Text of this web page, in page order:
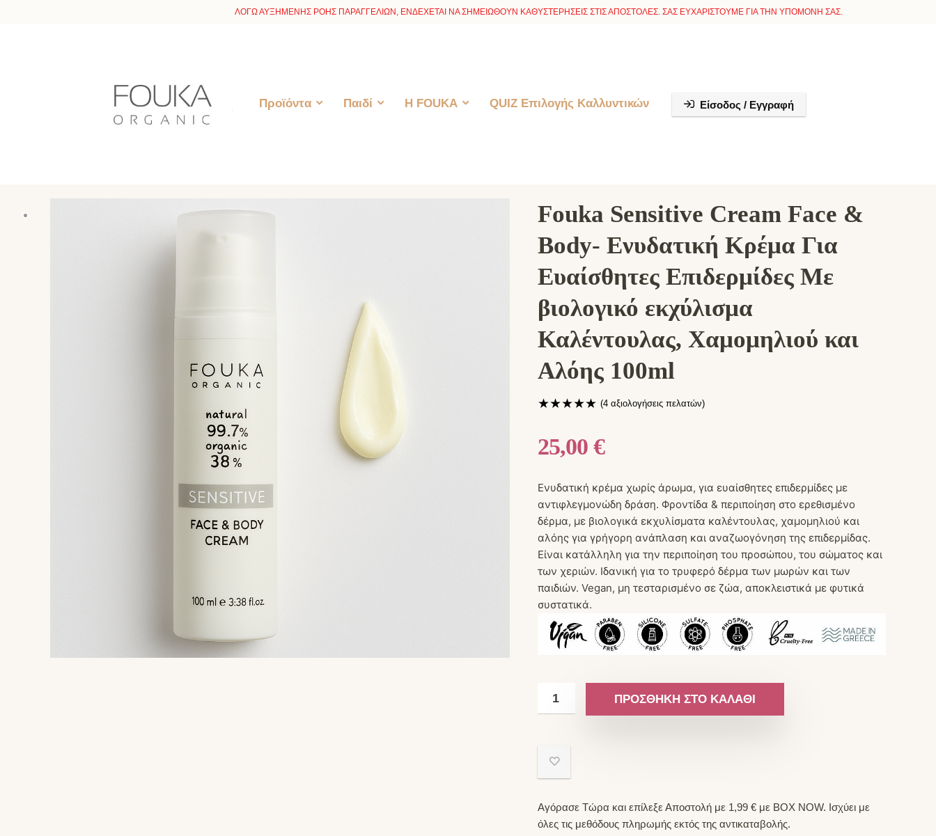
ΛΟΓΩ ΑΥΞΗΜΕΝΗΣ ΡΟΗΣ ΠΑΡΑΓΓΕΛΙΩΝ, ΕΝΔΕΧΕΤΑΙ ΝΑ ΣΗΜΕΙΩΘΟΥΝ ΚΑΘΥΣΤΕΡΗΣΕΙΣ ΣΤΙΣ ΑΠΟΣΤΟΛΕΣ. ΣΑΣ ΕΥΧΑΡΙΣΤΟΥΜΕ ΓΙΑ ΤΗΝ ΥΠΟΜΟΝΗ ΣΑΣ.
Προϊόντα Παιδί H FOUKA QUIZ Επιλογής Καλλυντικών Είσοδος / Εγγραφή
Fouka Sensitive Cream Face &
Body- Ενυδατική Κρέμα Για
Ευαίσθητες Επιδερμίδες Με
βιολογικό εκχύλισμα
Καλέντουλας, Χαμομηλιού και
Αλόης 100ml
★★★★★ (4 αξιολογήσεις πελατών)
25,00 €
Ενυδατική κρέμα χωρίς άρωμα, για ευαίσθητες επιδερμίδες με
αντιφλεγμονώδη δράση. Φροντίδα & περιποίηση στο ερεθισμένο
δέρμα, με βιολογικά εκχυλίσματα καλέντουλας, χαμομηλιού και
αλόης για γρήγορη ανάπλαση και αναζωογόνηση της επιδερμίδας.
Είναι κατάλληλη για την περιποίηση του προσώπου, του σώματος και
των χεριών. Ιδανική για το τρυφερό δέρμα των μωρών και των
παιδιών. Vegan, μη τεσταρισμένο σε ζώα, αποκλειστικά με φυτικά
συστατικά.
ΠΡΟΣΘΉΚΗ ΣΤΟ ΚΑΛΆΘΙ
Αγόρασε Τώρα και επίλεξε Αποστολή με 1,99 € με BOX NOW. Ισχύει με
όλες τις μεθόδους πληρωμής εκτός της αντικαταβολής.